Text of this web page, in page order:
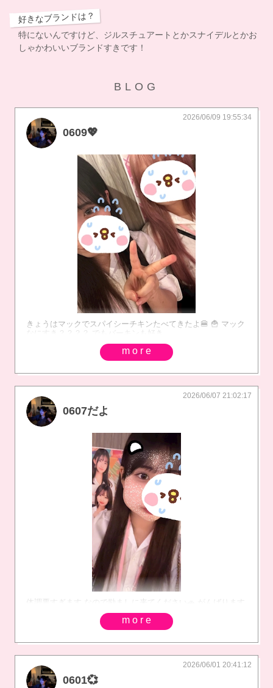
好きなブランドは？
特にないんですけど、ジルスチュアートとかスナイデルとかお
しゃかわいいブランドすきです！
BLOG
0609💖
2026/06/09 19:55:34
きょうはマックでスパイシーチキンたべてきたよ🍔 🍟 マック
なにすき？？？？ でもバーキンも好き
more
0607だよ
2026/06/07 21:02:17
体調悪すぎます なので励ましに来てください🚗 がんばります
more
0601💞
2026/06/01 20:41:12